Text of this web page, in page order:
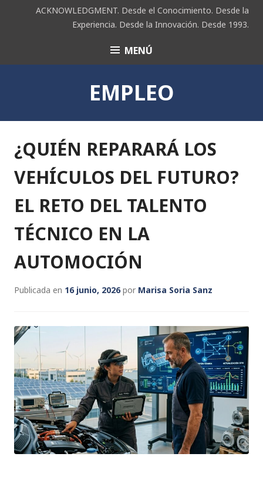
ACKNOWLEDGMENT. Desde el Conocimiento. Desde la
Experiencia. Desde la Innovación. Desde 1993.
ACK MENÚ
EMPLEO
¿QUIÉN REPARARÁ LOS
VEHÍCULOS DEL FUTURO?
EL RETO DEL TALENTO
TÉCNICO EN LA
AUTOMOCIÓN
Publicada en 16 junio, 2026por Marisa Soria Sanz